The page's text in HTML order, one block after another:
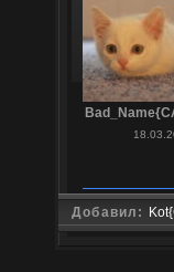
Добавил: